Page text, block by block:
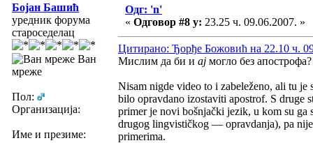
Бојан Башић
уредник форума
староседелац
Ван
мреже
Пол:
Организација:
Име и презиме:
Одг: 'n'
« Одговор #8 у: 23.25 ч. 09.06.2007. »
Цитирано: Ђорђе Божовић на 22.10 ч.
Мислим да би и ај могло без апострофа?
Nisam nigde video to i zabeleženo, ali tu
bilo opravdano izostaviti apostrof. S druge
primer je novi bošnjački jezik, u kom su
drugog lingvističkog — opravdanja), pa nije
primerima.